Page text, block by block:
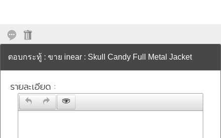
ตอบกระทู้ : ขาย inear : Skull Candy Full Metal Jacket
รายละเอียด :